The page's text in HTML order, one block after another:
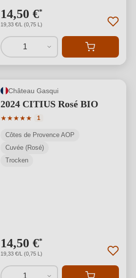
14,50 €*
19,33 €/L (0,75 L)
1
Château Gasqui
2024 CITIUS Rosé BIO
★★★★★
Durchschnittliche Bewertung von 5
1
Côtes de Provence AOP
Cuvée (Rosé)
Trocken
14,50 €*
19,33 €/L (0,75 L)
1